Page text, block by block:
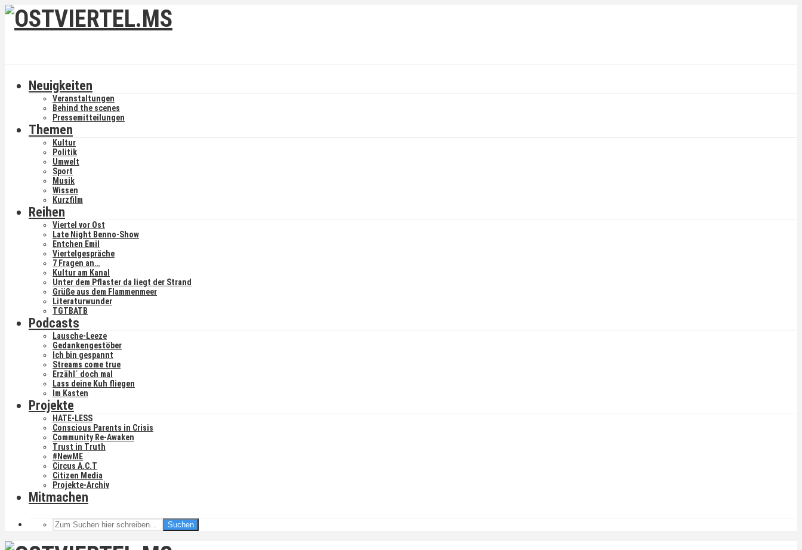
Neuigkeiten
Veranstaltungen
Behind the scenes
Pressemitteilungen
Themen
Kultur
Politik
Umwelt
Sport
Musik
Wissen
Kurzfilm
Reihen
Viertel vor Ost
Late Night Benno-Show
Entchen Emil
Viertelgespräche
7 Fragen an…
Kultur am Kanal
Unter dem Pflaster da liegt der Strand
Grüße aus dem Flammenmeer
Literaturwunder
TGTBATB
Podcasts
Lausche-Leeze
Gedankengestöber
Ich bin gespannt
Streams come true
Erzähl´ doch mal
Lass deine Kuh fliegen
Im Kasten
Projekte
HATE-LESS
Conscious Parents in Crisis
Community Re-Awaken
Trust in Truth
#NewME
Circus A.C.T
Citizen Media
Projekte-Archiv
Mitmachen
Suchen